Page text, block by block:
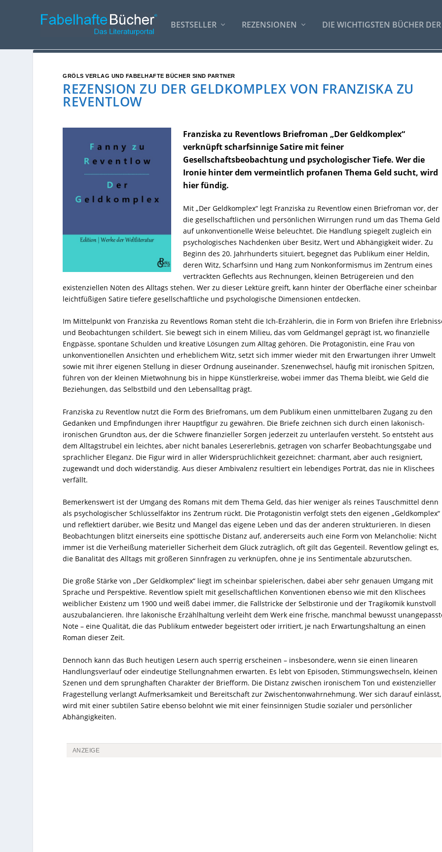
BESTSELLER REZENSIONEN DIE WICHTIGSTEN BÜCHER
GRÖLS VERLAG UND FABELHAFTE BÜCHER SIND PARTNER
REZENSION ZU DER GELDKOMPLEX VON FRANZISKA ZU
REVENTLOW
Franziska zu Reventlows Briefroman „Der Geldkomplex“
verknüpft scharfsinnige Satire mit feiner
Gesellschaftsbeobachtung und psychologischer Tiefe. Wer die
Ironie hinter dem vermeintlich profanen Thema Geld sucht, wird
hier fündig.
Mit „Der Geldkomplex“ legt Franziska zu Reventlow einen Briefroman vor, der
die gesellschaftlichen und persönlichen Wirrungen rund um das Thema Geld
auf unkonventionelle Weise beleuchtet. Die Handlung spiegelt zugleich ein
psychologisches Nachdenken über Besitz, Wert und Abhängigkeit wider. Zu
Beginn des 20. Jahrhunderts situiert, begegnet das Publikum einer Heldin,
deren Witz, Scharfsinn und Hang zum Nonkonformismus im Zentrum eines
vertrackten Geflechts aus Rechnungen, kleinen Betrügereien und den
existenziellen Nöten des Alltags stehen. Wer zu dieser Lektüre greift, kann hinter der Oberfläche einer scheinbar
leichtfüßigen Satire tiefere gesellschaftliche und psychologische Dimensionen entdecken.
Im Mittelpunkt von Franziska zu Reventlows Roman steht die Ich-Erzählerin, die in Form von Briefen ihre
und Beobachtungen schildert. Sie bewegt sich in einem Milieu, das vom Geldmangel geprägt ist, wo finanzielle
Engpässe, spontane Schulden und kreative Lösungen zum Alltag gehören. Die Protagonistin, eine Frau von
unkonventionellen Ansichten und erheblichem Witz, setzt sich immer wieder mit den Erwartungen ihrer Umwelt
sowie mit ihrer eigenen Stellung in dieser Ordnung auseinander. Szenenwechsel, häufig mit ironischen Spitzen,
führen von der kleinen Mietwohnung bis in hippe Künstlerkreise, wobei immer das Thema bleibt, wie Geld die
Beziehungen, das Selbstbild und den Lebensalltag prägt.
Franziska zu Reventlow nutzt die Form des Briefromans, um dem Publikum einen unmittelbaren Zugang zu den
Gedanken und Empfindungen ihrer Hauptfigur zu gewähren. Die Briefe zeichnen sich durch einen lakonisch-
ironischen Grundton aus, der die Schwere finanzieller Sorgen jederzeit zu unterlaufen versteht. So entsteht aus
dem Alltagstrubel ein leichtes, aber nicht banales Lesererlebnis, getragen von scharfer Beobachtungsgabe und
sprachlicher Eleganz. Die Figur wird in aller Widersprüchlichkeit gezeichnet: charmant, aber auch resigniert,
zugewandt und doch widerständig. Aus dieser Ambivalenz resultiert ein lebendiges Porträt, das nie in Klischees
verfällt.
Bemerkenswert ist der Umgang des Romans mit dem Thema Geld, das hier weniger als reines Tauschmittel denn
als psychologischer Schlüsselfaktor ins Zentrum rückt. Die Protagonistin verfolgt stets den eigenen „Geldkomplex“
und reflektiert darüber, wie Besitz und Mangel das eigene Leben und das der anderen strukturieren. In diesen
Beobachtungen blitzt einerseits eine spöttische Distanz auf, andererseits auch eine Form von Melancholie: Nicht
immer ist die Verheißung materieller Sicherheit dem Glück zuträglich, oft gilt das Gegenteil. Reventlow gelingt es,
die Banalität des Alltags mit größeren Sinnfragen zu verknüpfen, ohne je ins Sentimentale abzurutschen.
Die große Stärke von „Der Geldkomplex“ liegt im scheinbar spielerischen, dabei aber sehr genauen Umgang mit
Sprache und Perspektive. Reventlow spielt mit gesellschaftlichen Konventionen ebenso wie mit den Klischees
weiblicher Existenz um 1900 und weiß dabei immer, die Fallstricke der Selbstironie und der Tragikomik kunstvoll
auszubalancieren. Ihre lakonische Erzählhaltung verleiht dem Werk eine frische, manchmal bewusst
Note – eine Qualität, die das Publikum entweder begeistert oder irritiert, je nach Erwartungshaltung an einen
Roman dieser Zeit.
Dennoch kann das Buch heutigen Lesern auch sperrig erscheinen – insbesondere, wenn sie einen linearen
Handlungsverlauf oder eindeutige Stellungnahmen erwarten. Es lebt von Episoden, Stimmungswechseln, kleinen
Szenen und dem sprunghaften Charakter der Briefform. Die Distanz zwischen ironischem Ton und existenzieller
Fragestellung verlangt Aufmerksamkeit und Bereitschaft zur Zwischentonwahrnehmung. Wer sich darauf einlässt,
wird mit einer subtilen Satire ebenso belohnt wie mit einer feinsinnigen Studie sozialer und persönlicher
Abhängigkeiten.
ANZEIGE